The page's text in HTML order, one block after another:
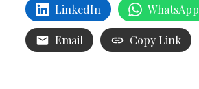
LinkedIn WhatsApp
Email Copy Link